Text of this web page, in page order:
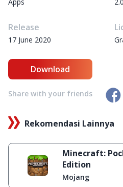
Release
17 June 2020
Download
Share with your friends
Rekomendasi Lainnya
Minecraft:
Edition
Mojang